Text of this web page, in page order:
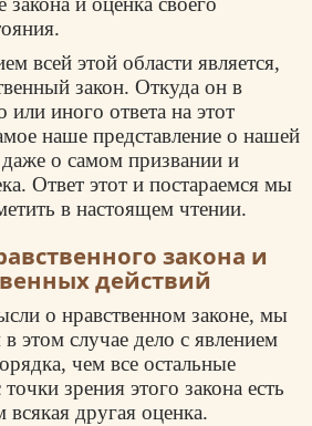
всей этой области является,
закон. Откуда он в
или иного ответа на этот
наше представление о нашей
о самом призвании и
Ответ этот и постараемся мы
в настоящем чтении.
закона и
действий
о нравственном законе, мы
этом случае дело с явлением
чем все остальные
зрения этого закона есть
другая оценка.